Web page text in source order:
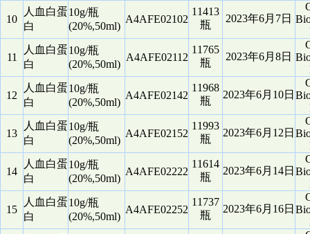
10
人血白蛋
白
10g/瓶
(20%,50ml)
A4AFE02102
11413
瓶
2023年6月7日
11
人血白蛋
白
10g/瓶
(20%,50ml)
A4AFE02112
11765
瓶
2023年6月8日
12
人血白蛋
白
10g/瓶
(20%,50ml)
A4AFE02142
11968
瓶
2023年6月10日
13
人血白蛋
白
10g/瓶
(20%,50ml)
A4AFE02152
11993
瓶
2023年6月12日
14
人血白蛋
白
10g/瓶
(20%,50ml)
A4AFE02222
11614
瓶
2023年6月14日
15
人血白蛋
白
10g/瓶
(20%,50ml)
A4AFE02252
11737
瓶
2023年6月16日